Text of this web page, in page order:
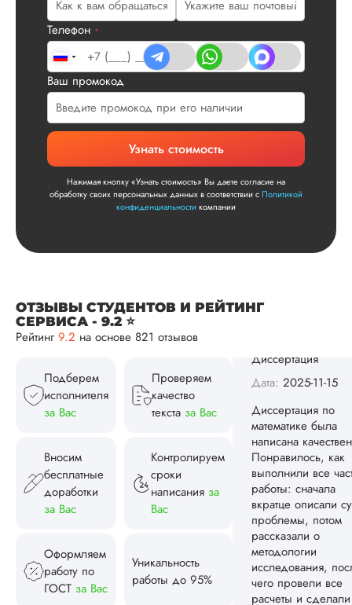
Телефон *
Ваш промокод
Узнать стоимость
Нажимая кнопку «Узнать стоимость» Вы даете согласие на
обработку своих персональных данных в соответствии сПолитикой
конфиденциальностикомпании
ОТЗЫВЫ СТУДЕНТОВ И РЕЙТИНГ
СЕРВИСА - 9.2 ⭐
Рейтинг 9.2 на основе 821 отзывов
Подберем
исполнителя
за Вас
Проверяем
качество
текста за Вас
Вносим
бесплатные
доработки
за Вас
Контролируем
сроки
написания за
Вас
Оформляем
работу по
ГОСТ за Вас
Уникальность
работы до 95%
Сергей
Вид работы:
Диссертация
2025-11-15
Диссертация по
математике была
написана
выполнили все
работы: сначала
методологии
расчеты и
так, как указано в
индивидуа...
Читать полный
Спасибо!
ваши слова
Ответ от
Женя
Вид работы:
Диссертация